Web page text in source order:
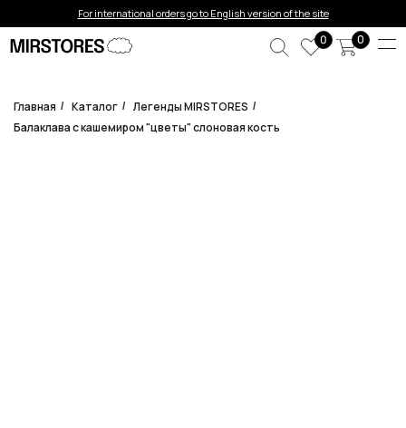
0
0
For international orders go to English version of the site
Error get alias
Главная / Каталог / Легенды MIRSTORES /
Балаклава с кашемиром "цветы" слоновая кость